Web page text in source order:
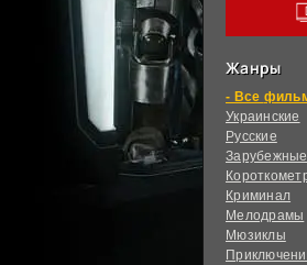
Жанры
Украинcкие
Русские
Зарубежные
Криминал
Мелодрамы
Мюзиклы